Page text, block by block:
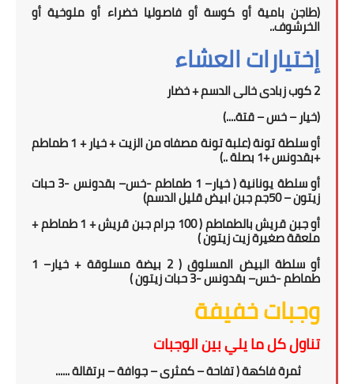
(طاجن بامية أو كوسة أو فاصوليا خضراء أو ملوخية أو
الخرشوف..
إختيارات العشاء
2 كوب زبادى خالى الدسم +خضار
(خيار – خس – قتة....
)
أو
سلطة تونة (علبة تونة مصفاه من الزيت + خيار + 1 طماطم
+بقدونس +1 بصلة ..)
أو سلطة يونانية(خيار– 1 طماطم -خس– بقدونس -3حبات
زيتون – 50جم جبن ابيض قليل الدسم)
أو جبن قريش بالطماطم ( 100 جرام جبن قريش + 1 طماطم +
ملعقة صغيرة زيت زيتون )
أو سلطة البيض المسلوق ( 2 بيضة مسلوقة + خيار
–
1
طماطم-خس– بقدونس -3حبات زيتون)
وجبات خفيفة
تناول كل ما يلي بين الوجبات
ثمرة فاكهة( تفاحة – كمثرى –جوافة – برتقالة ......